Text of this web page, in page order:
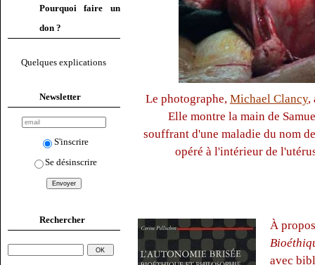
Pourquoi faire un
don ?
Quelques explications
Newsletter
S'inscrire
Se désinscrire
Rechercher
Le photographe, Michael Clancy,
Elle montre la main de
souffrant d'une maladie du nom
opéré à l'intérieur de
À
avec